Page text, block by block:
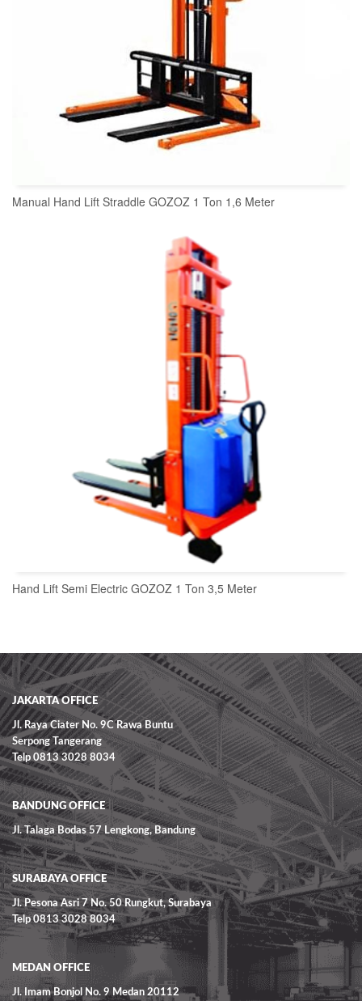
READ MORE
Manual Hand Lift Straddle GOZOZ 1 Ton 1,6 Meter
READ MORE
Hand Lift Semi Electric GOZOZ 1 Ton 3,5 Meter
JAKARTA OFFICE
Jl. Raya Ciater No. 9C Rawa Buntu
Serpong Tangerang
Telp 0813 3028 8034
BANDUNG OFFICE
Jl. Talaga Bodas 57 Lengkong, Bandung
SURABAYA OFFICE
Jl. Pesona Asri 7 No. 50 Rungkut, Surabaya
Telp 0813 3028 8034
MEDAN OFFICE
Jl. Imam Bonjol No. 9 Medan 20112